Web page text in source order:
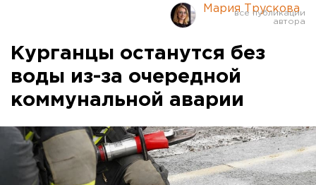
Мария Трускова
Курганцы останутся без
воды из-за очередной
коммунальной аварии